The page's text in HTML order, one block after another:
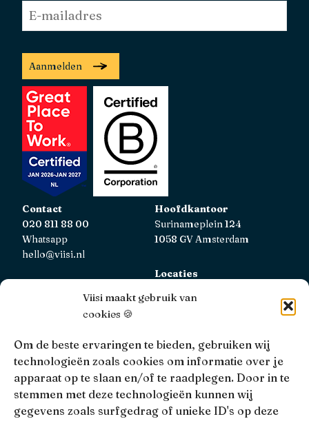
Viisi maakt gebruik van
cookies 🍪
Om de beste ervaringen te bieden, gebruiken wij
technologieën zoals cookies om informatie over je
apparaat op te slaan en/of te raadplegen. Door in te
stemmen met deze technologieën kunnen wij
gegevens zoals surfgedrag of unieke ID's op deze
E-
mailadres *
Aanmelden
Contact
020 811 88 00
Whatsapp
hello@viisi.nl
Hoofdkantoor
Surinameplein 124
1058 GV Amsterdam
Locaties
Viisi Hypotheken is geregistreerd bij de AFM.
Registratienummer: 12039833
KiFiD
Niet tevreden over onze interne klachtbehandeling, dan
kun je terecht bijKiFiD.